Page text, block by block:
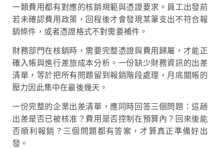
一類費用都有對應的核銷規範與憑證要求。員工出發前
若未確認費用政策，回程後才會發現某筆支出不符合報
銷條件，或者憑證格式不對需要補件。
財務部門在核銷時，需要完整憑證與費用歸屬，才能正
確入帳與進行差旅成本分析。一份缺少財務資訊的出差
清單，等於把所有問題留到報銷階段處理，月底關帳的
壓力因此集中在最後幾天。
一份完整的企業出差清單，應同時回答三個問題：這趟
出差是否已被核准？費用是否控制在預算內？回來後能
否順利報銷？三個問題都有答案，才算真正準備好出
發。